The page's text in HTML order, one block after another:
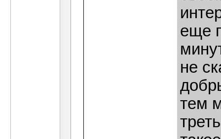
еще
не
тем